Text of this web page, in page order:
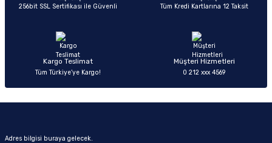
256bit SSL Sertifikası ile Güvenli Tüm Kredi Kartlarına 12 Taksit
Kargo Teslimat
Tüm Türkiye’ye Kargo!
Müşteri Hizmetleri
0 212 xxx 4569
Adres bilgisi buraya gelecek.